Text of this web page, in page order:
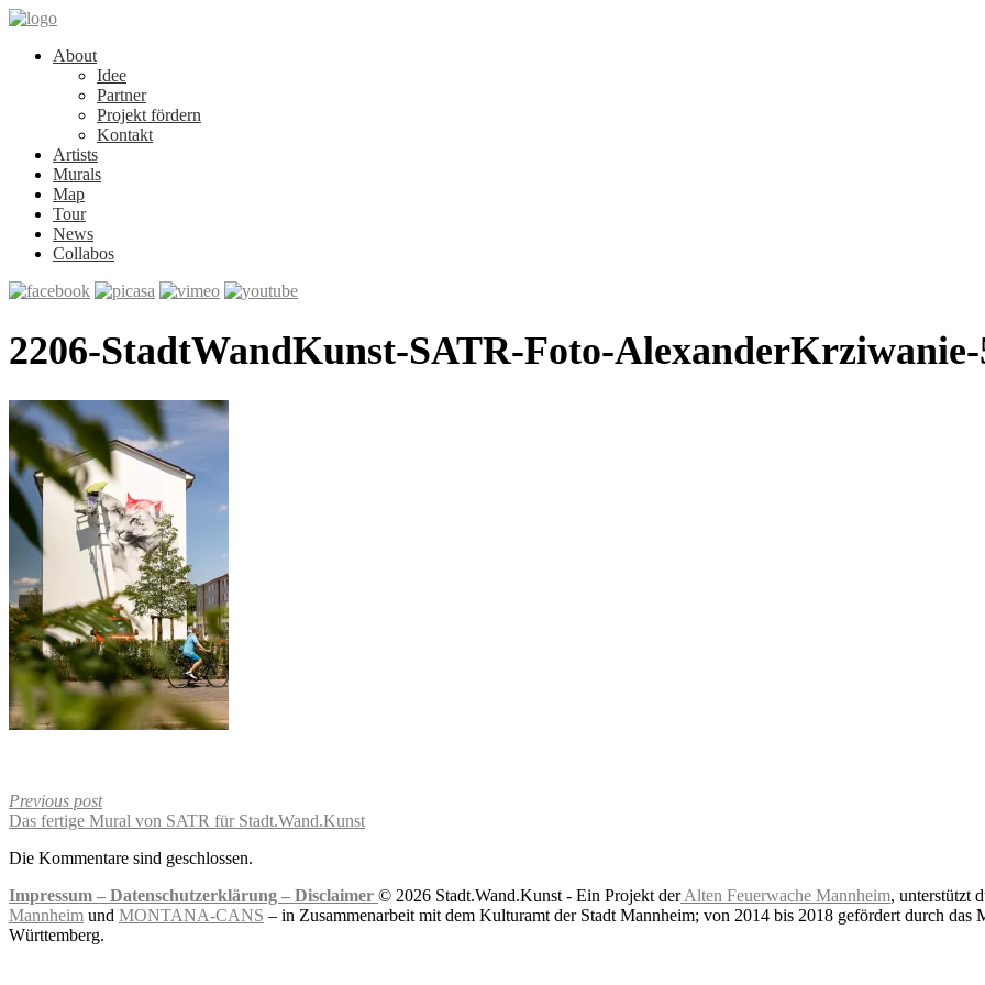
About
Idee
Partner
Projekt fördern
Kontakt
Artists
Murals
Map
Tour
News
Collabos
2206-StadtWandKunst-SATR-Foto-AlexanderKrziwanie-
Previous post
Das fertige Mural von SATR für Stadt.Wand.Kunst
Die Kommentare sind geschlossen.
Impressum – Datenschutzerklärung – Disclaimer © 2026 Stadt.Wand.Kunst - Ein Projekt derAlten Feuerwache Mannheim, unterstützt
Mannheim und MONTANA-CANS – in Zusammenarbeit mit dem Kulturamt der Stadt Mannheim; von 2014 bis 2018 gefördert durch
Württemberg.